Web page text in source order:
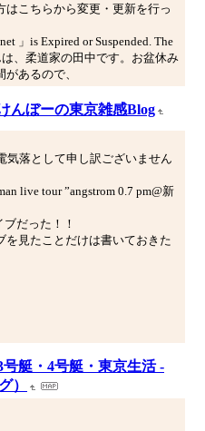
はこちらから変更・更新を行っ
」is Expired or Suspended. The
は、柔道家の田中です。お盆休み
あるので、
んぼーの東京雑感Blog
気落として申し訳ございません
live tour ”angstrom 0.7 pm@新
だった！！
を見たことだけは書いておきた
号艇・4号艇・東京生活 -
）